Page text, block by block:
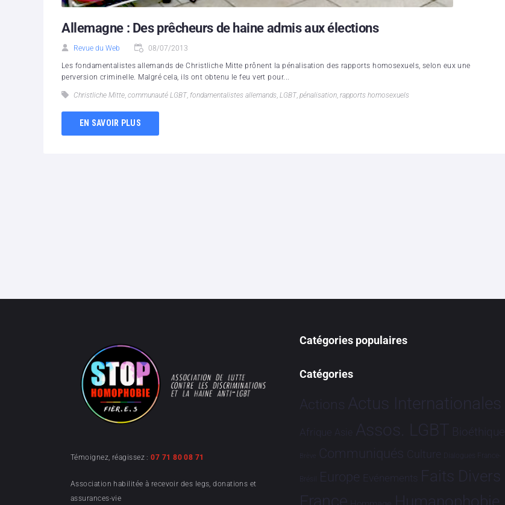
Allemagne : Des prêcheurs de haine admis aux élections
Revue du Web 08/07/2013
Les fondamentalistes allemands de Christliche Mitte prônent la pénalisation des rapports homosexuels, selon eux une
perversion criminelle. Malgré cela, ils ont obtenu le feu vert pour...
Christliche Mitte, communauté LGBT, fondamentalistes allemands, LGBT, pénalisation, rapports homosexuels
EN SAVOIR PLUS
Témoignez, réagissez :07 71 80 08 71
Association habilitée à recevoir des legs, donations et
assurances-vie
Catégories populaires
Catégories
Actions Actus Internationales
Afrique Asie Assos. LGBT Bioéthique
Brève Communiqués Culture Dialogues France-
Brésil Europe Evénements Faits Divers
Humanophobie